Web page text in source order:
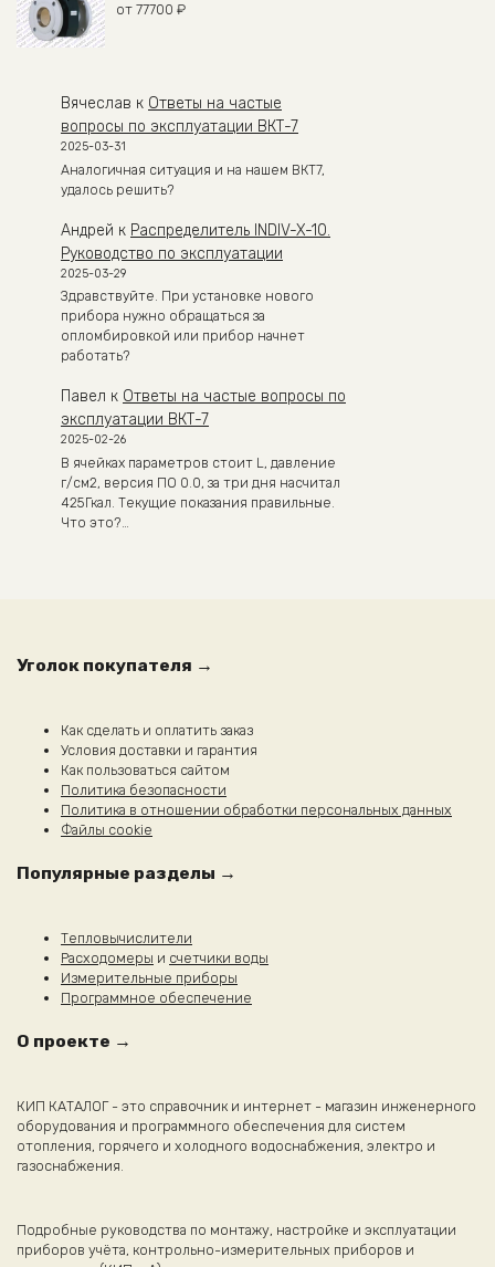
от 77700 ₽
Вячеслав к Ответы на частые
вопросы по эксплуатации ВКТ-7
2025-03-31
Аналогичная ситуация и на нашем ВКТ7,
удалось решить?
Андрей к Распределитель INDIV-X-10.
Руководство по эксплуатации
2025-03-29
Здравствуйте. При установке нового
прибора нужно обращаться за
опломбировкой или прибор начнет
работать?
Павел к Ответы на частые вопросы по
эксплуатации ВКТ-7
2025-02-26
В ячейках параметров стоит L, давление
г/см2, версия ПО 0.0, за три дня насчитал
425Гкал. Текущие показания правильные.
Что это?…
Уголок покупателя →
Как сделать и оплатить заказ
Условия доставки и гарантия
Как пользоваться сайтом
Политика безопасности
Политика в отношении обработки персональных данных
Файлы cookie
Популярные разделы →
Тепловычислители
Расходомеры и счетчики воды
Измерительные приборы
Программное обеспечение
О проекте →
КИП КАТАЛОГ - это справочник и интернет - магазин инженерного
оборудования и программного обеспечения для систем
отопления, горячего и холодного водоснабжения, электро и
газоснабжения.
Подробные руководства по монтажу, настройке и эксплуатации
приборов учёта, контрольно-измерительных приборов и